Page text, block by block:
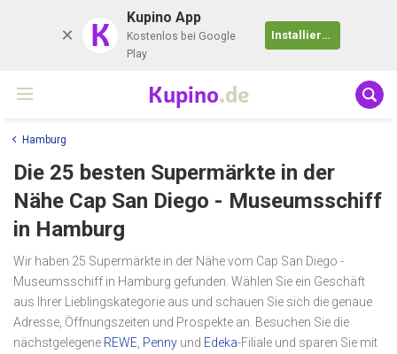
K Kupino App
Kostenlos bei Google
Play
Installieren
Kupino.de
Hamburg
Die 25 besten Supermärkte in der
Nähe Cap San Diego - Museumsschiff
in Hamburg
Wir haben 25 Supermärkte in der Nähe vom Cap San Diego -
Museumsschiff in Hamburg gefunden. Wählen Sie ein Geschäft
aus Ihrer Lieblingskategorie aus und schauen Sie sich die genaue
Adresse, Öffnungszeiten und Prospekte an. Besuchen Sie die
nächstgelegene REWE Penny und Edeka-Filiale und sparen Sie mit